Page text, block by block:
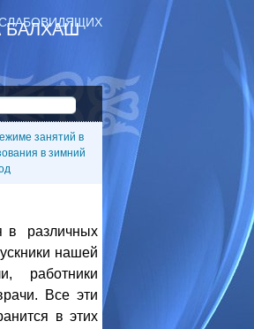
БАЛХАШ
занятий в
в зимний
в различных
нашей
работники
Все эти
в этих